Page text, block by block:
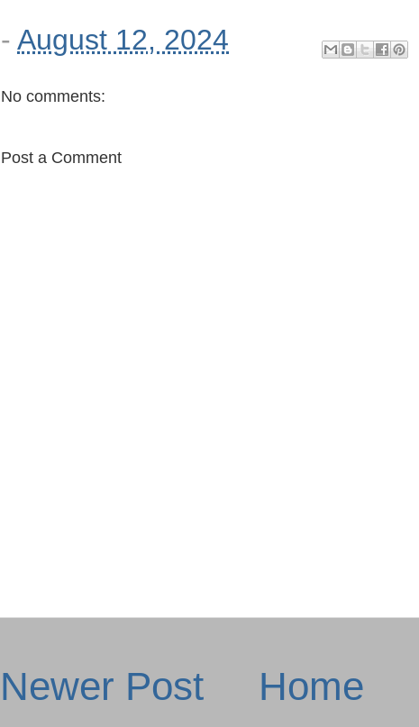
- August 12, 2024
No comments:
Post a Comment
Newer Post Home